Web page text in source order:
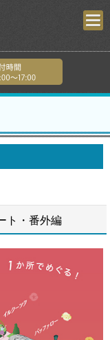
芸術創造財
ト・番外編